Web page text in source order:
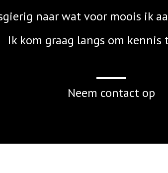
naar wat voor moois ik
Ik kom graag langs om kennis
Neem contact op